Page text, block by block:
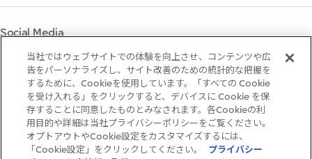
三井物産の人材マネジメント
社会貢献活動
ライブラリー
「三井物産の森」LEAPアプローチ
TCFDに基づく情報開示
IRカレンダー
Social Media
InstagramTwitter FacebookLinkedInYoutube
ご利用条件
推奨環境
個人情報保護方針
当社ではウェブサイトでの体験を向上させ、コンテンツや広
告をパーソナライズし、サイト改善のための統計的な把握を
するために、Cookieを使用しています。「すべての Cookie
を受け入れる」をクリックすると、デバイスに Cookie を保
存することに同意したものとみなされます。各Cookieの利
用目的や詳細は当社プライバシーポリシーをご覧ください。
オプトアウトやCookie設定をカスタマイズするには、
「Cookie設定」をクリックしてください。
プライバシー